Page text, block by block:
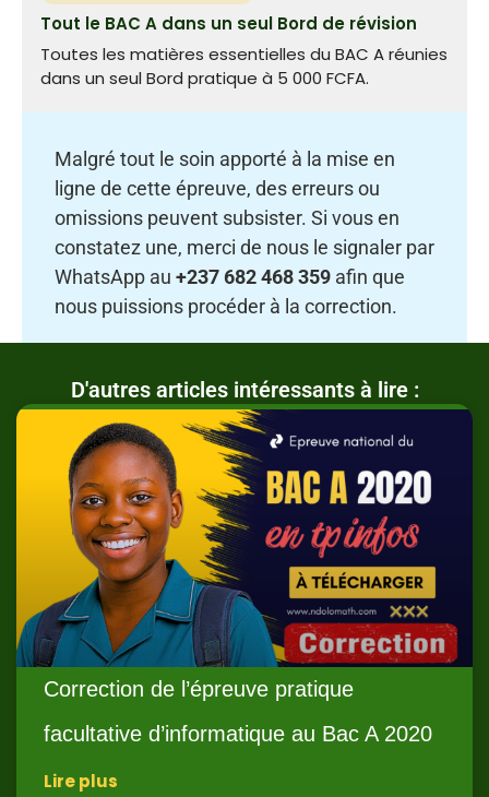
Tout le BAC A dans un seul Bord de révision
Toutes les matières essentielles du BAC A réunies
dans un seul Bord pratique à 5 000 FCFA.
Malgré tout le soin apporté à la mise en
ligne de cette épreuve, des erreurs ou
omissions peuvent subsister. Si vous en
constatez une, merci de nous le signaler par
WhatsApp au +237 682 468 359 afin que
nous puissions procéder à la correction.
D'autres articles intéressants à lire :
Correction de l’épreuve pratique
facultative d’informatique au Bac A 2020
Lire plus